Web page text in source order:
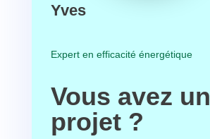
Yves
Expert en efficacité énergétique
Vous avez un
projet ?